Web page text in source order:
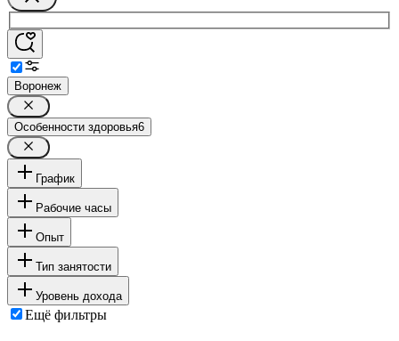
Воронеж
Особенности здоровья6
График
Рабочие часы
Опыт
Тип занятости
Уровень дохода
Ещё фильтры